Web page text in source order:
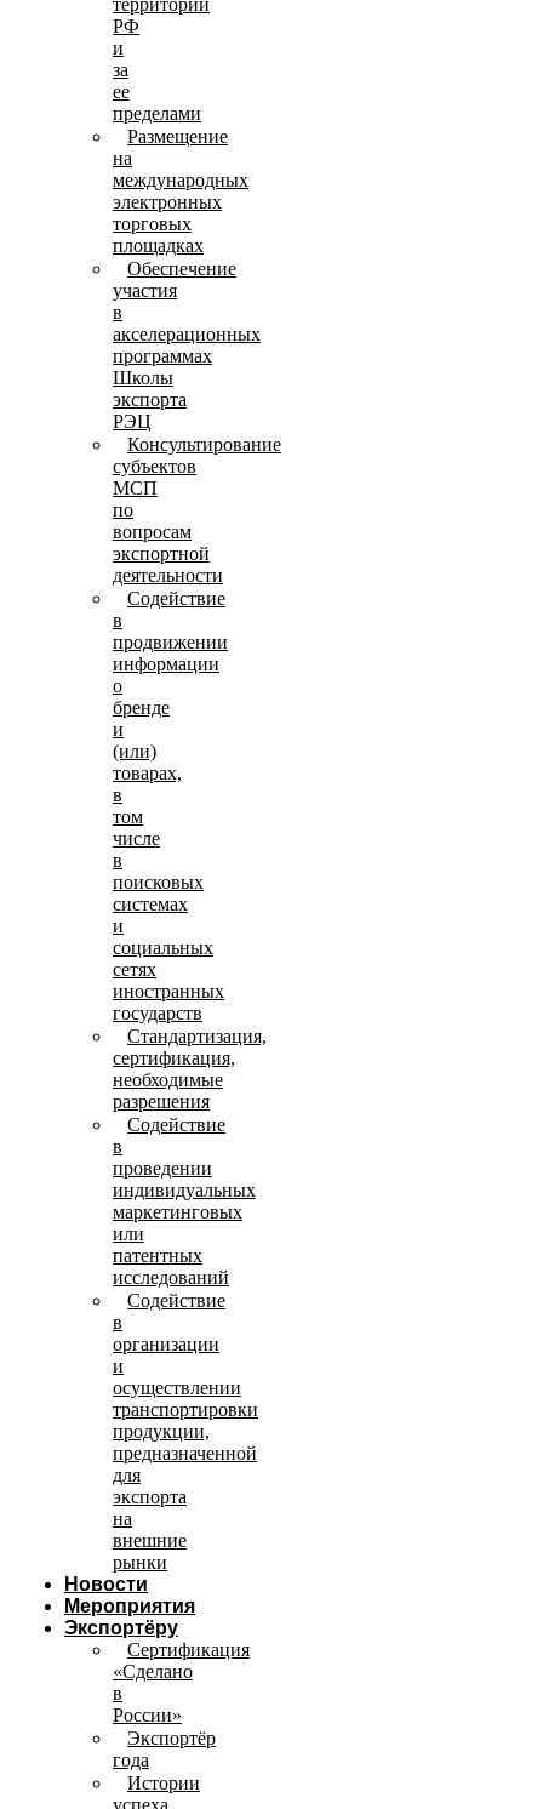
территории
РФ
и
за
ее
пределами
Размещение
на
международных
электронных
торговых
площадках
Обеспечение
участия
в
акселерационных
программах
Школы
экспорта
РЭЦ
Консультирование
субъектов
МСП
по
вопросам
экспортной
деятельности
Содействие
в
продвижении
информации
о
бренде
и
(или)
товарах,
в
том
числе
в
поисковых
системах
и
социальных
сетях
иностранных
государств
Стандартизация,
сертификация,
необходимые
разрешения
Содействие
в
проведении
индивидуальных
маркетинговых
или
патентных
исследований
Содействие
в
организации
и
осуществлении
транспортировки
продукции,
предназначенной
для
экспорта
на
внешние
рынки
Новости
Мероприятия
Экспортёру
Сертификация
«Сделано
в
России»
Экспортёр
года
Истории
успеха